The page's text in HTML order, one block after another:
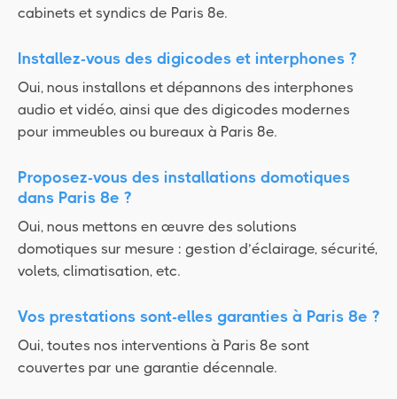
cabinets et syndics de Paris 8e.
Installez-vous des digicodes et interphones ?
Oui, nous installons et dépannons des interphones
audio et vidéo, ainsi que des digicodes modernes
pour immeubles ou bureaux à Paris 8e.
Proposez-vous des installations domotiques
dans Paris 8e ?
Oui, nous mettons en œuvre des solutions
domotiques sur mesure : gestion d’éclairage, sécurité,
volets, climatisation, etc.
Vos prestations sont-elles garanties à Paris 8e ?
Oui, toutes nos interventions à Paris 8e sont
couvertes par une garantie décennale.